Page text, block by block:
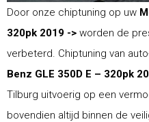
Door onze chiptuning op uw
320pk 2019 -> worden de
verbeterd. Chiptuning van
Benz GLE 350D E – 320pk
Tilburg uitvoerig op een
bovendien altijd binnen de